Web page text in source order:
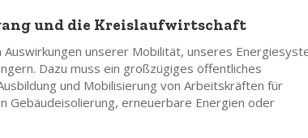
und die Kreislaufwirtschaft
unserer Mobilität, unseres
Dazu muss ein großzügiges öffentliches
und Mobilisierung von Arbeitskräften für
Gebäudeisolierung, erneuerbare Energien oder